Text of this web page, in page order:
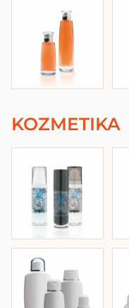
KOZMETIKA